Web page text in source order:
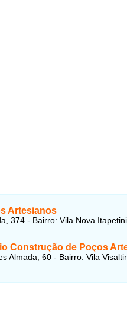
Artesianos
374 - Bairro: Vila Nova
Construção de Poços
Almada, 60 - Bairro: Vila